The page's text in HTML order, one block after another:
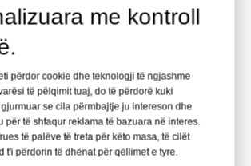
të jetë një panel akrilik pishinë? - Leyu
e trashësisë së duhur është një nga
kritike kur ndërtoni një pishinë moderne
me kontroll
përdor cookie dhe teknologji të ngjashme
të pëlqimit tuaj, do të përdorë kuki
se cila përmbajtje ju intereson dhe
për të shfaqur reklama të bazuara në interes.
të palëve të treta për këto masa, të cilët
t'i përdorin të dhënat për qëllimet e tyre.